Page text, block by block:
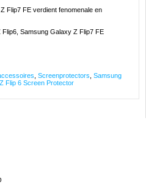
Flip7 FE verdient fenomenale en
Samsung Galaxy Z Flip7 FE
Screenprotectors Samsung
Flip 6 Screen Protector